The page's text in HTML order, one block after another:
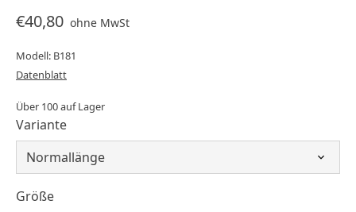
€40,80 ohne MwSt
Modell: B181
Datenblatt
Über 100 auf Lager
Variante
Größe